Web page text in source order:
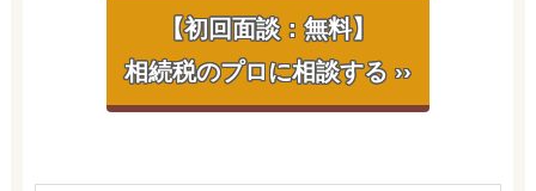
【初回面談：無料】
相続税のプロに相談する ››